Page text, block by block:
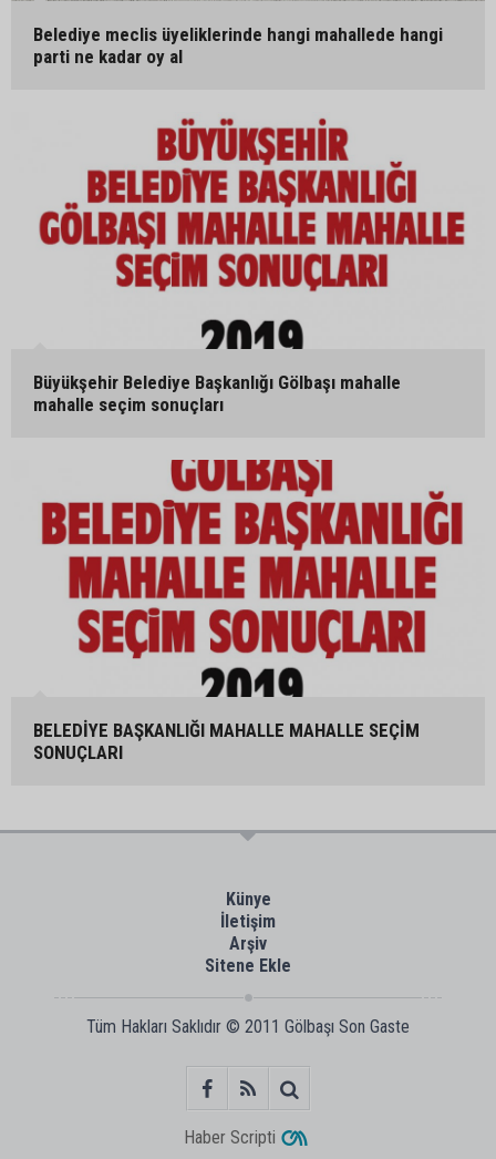
Belediye meclis üyeliklerinde hangi mahallede hangi
parti ne kadar oy al
Büyükşehir Belediye Başkanlığı Gölbaşı mahalle
mahalle seçim sonuçları
BELEDİYE BAŞKANLIĞI MAHALLE MAHALLE SEÇİM
SONUÇLARI
Künye
İletişim
Arşiv
Sitene Ekle
Tüm Hakları Saklıdır © 2011 Gölbaşı Son Gaste
Haber Scripti